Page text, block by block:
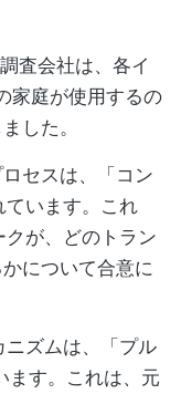
査会社は、各イ
家庭が使用するの
した。
セスは、「コン
ています。これ
が、どのトラン
について合意に
ズムは、「プル
ます。これは、元